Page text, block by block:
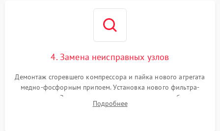
4. Замена неисправных узлов
Демонтаж сгоревшего компрессора и пайка нового агрегата
медно-фосфорным припоем. Установка нового фильтра-
осушителя. Замена изношенных вентиляторов обдува,
сломанных заслонок или поврежденных дверных петель.
Подробнее